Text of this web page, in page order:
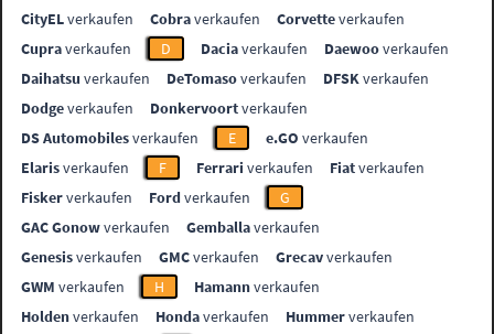
CityELverkaufen Cobraverkaufen Corvetteverkaufen
Cupraverkaufen D Daciaverkaufen Daewooverkaufen
Daihatsu verkaufen DeTomasoverkaufen DFSKverkaufen
Dodgeverkaufen Donkervoortverkaufen
DS Automobilesverkaufen E e.GO verkaufen
Elarisverkaufen F Ferrari verkaufen Fiatverkaufen
Fiskerverkaufen Fordverkaufen
G
GAC Gonowverkaufen Gemballaverkaufen
Genesisverkaufen GMCverkaufen Grecavverkaufen
GWM verkaufen H Hamannverkaufen
Holdenverkaufen Hondaverkaufen Hummerverkaufen